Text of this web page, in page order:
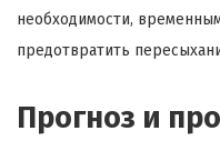
необходимости,
предотвратить
Прогноз и